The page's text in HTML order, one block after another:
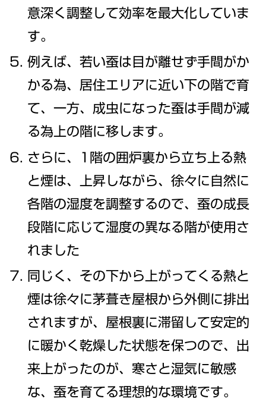
意深く調整して効率を最大化していま
す。
例えば、若い蚕は目が離せず手間がか
かる為、居住エリアに近い下の階で育
て、一方、成虫になった蚕は手間が減
る為上の階に移します。
さらに、1階の囲炉裏から立ち上る熱
と煙は、上昇しながら、徐々に自然に
各階の湿度を調整するので、蚕の成長
段階に応じて湿度の異なる階が使用さ
れました
同じく、その下から上がってくる熱と
煙は徐々に茅葺き屋根から外側に排出
されますが、屋根裏に滞留して安定的
に暖かく乾燥した状態を保つので、出
来上がったのが、寒さと湿気に敏感
な、蚕を育てる理想的な環境です。